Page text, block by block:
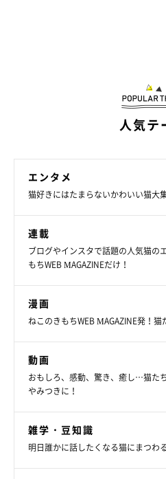
出かけようとすると玄関で転がっ
まま抱っこすると腕にしがみつき
ます。可愛すぎて、なかなか外出
先住猫・ちゃかくんと
関係”だけれど、な
人気テ
エンタメ
猫好きにはたまらないかわいい猫大
連載
ブログやインスタで話題の人気猫の
もちWEB MAGAZINEだけ！
漫画
ねこのきもちWEB MAGAZINE発！
動画
おもしろ、感動、驚き、癒し…猫た
やみつきに！
雑学・豆知識
明日誰かに話したくなる猫にまつわ